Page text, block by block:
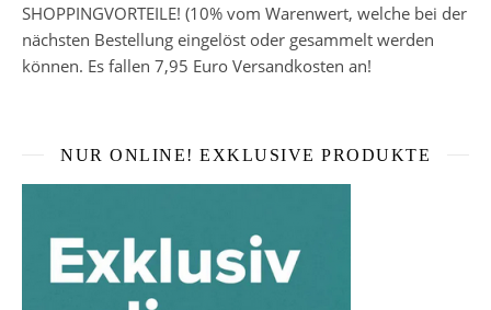
SHOPPINGVORTEILE! (10% vom Warenwert, welche bei der
nächsten Bestellung eingelöst oder gesammelt werden
können. Es fallen 7,95 Euro Versandkosten an!
NUR ONLINE! EXKLUSIVE PRODUKTE